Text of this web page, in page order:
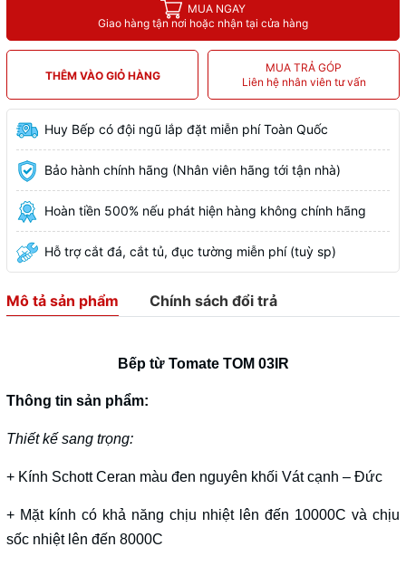
MUA NGAY
Giao hàng tận nơi hoặc nhận tại cửa hàng
THÊM VÀO GIỎ HÀNG
MUA TRẢ GÓP
Liên hệ nhân viên tư vấn
Huy Bếp có đội ngũ lắp đặt miễn phí Toàn Quốc
Bảo hành chính hãng (Nhân viên hãng tới tận nhà)
Hoàn tiền 500% nếu phát hiện hàng không chính hãng
Hỗ trợ cắt đá, cắt tủ, đục tường miễn phí (tuỳ sp)
Mô tả sản phẩm Chính sách đổi trả
Bếp từ Tomate TOM 03IR
Thông tin sản phẩm:
Thiết kế sang trọng:
+ Kính Schott Ceran màu đen nguyên khối Vát cạnh – Đức
+ Mặt kính có khả năng chịu nhiệt lên đến 10000C và chịu
sốc nhiệt lên đến 8000C